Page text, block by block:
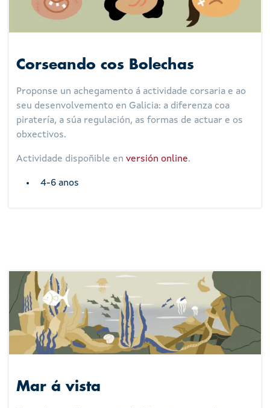
Corseando cos Bolechas
Proponse un achegamento á actividade corsaria e ao
seu desenvolvemento en Galicia: a diferenza coa
piratería, a súa regulación, as formas de actuar e os
obxectivos.
Actividade dispoñible enversión online.
4-6 anos
Mar á vista